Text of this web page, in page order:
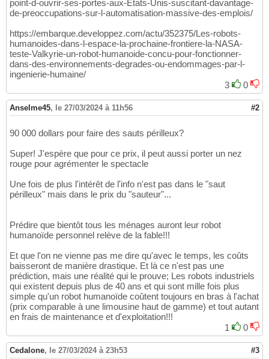
point-d-ouvrir-ses-portes-aux-Etats-Unis-suscitant-davantage-
de-preoccupations-sur-l-automatisation-massive-des-emplois/
https://embarque.developpez.com/actu/352375/Les-robots-
humanoides-dans-l-espace-la-prochaine-frontiere-la-NASA-
teste-Valkyrie-un-robot-humanoide-concu-pour-fonctionner-
dans-des-environnements-degrades-ou-endommages-par-l-
ingenierie-humaine/
3
0
Anselme45, le 27/03/2024 à 11h56 #2
90 000 dollars pour faire des sauts périlleux?
Super! J'espère que pour ce prix, il peut aussi porter un nez
rouge pour agrémenter le spectacle
Une fois de plus l'intérêt de l'info n'est pas dans le "saut
périlleux" mais dans le prix du "sauteur"...
Prédire que bientôt tous les ménages auront leur robot
humanoïde personnel relève de la fable!!!
Et que l'on ne vienne pas me dire qu'avec le temps, les coûts
baisseront de manière drastique. Et là ce n'est pas une
prédiction, mais une réalité qui le prouve; Les robots industriels
qui existent depuis plus de 40 ans et qui sont mille fois plus
simple qu'un robot humanoïde coûtent toujours en bras à l'achat
(prix comparable à une limousine haut de gamme) et tout autant
en frais de maintenance et d'exploitation!!!
1
0
Cedalone, le 27/03/2024 à 23h53 #3